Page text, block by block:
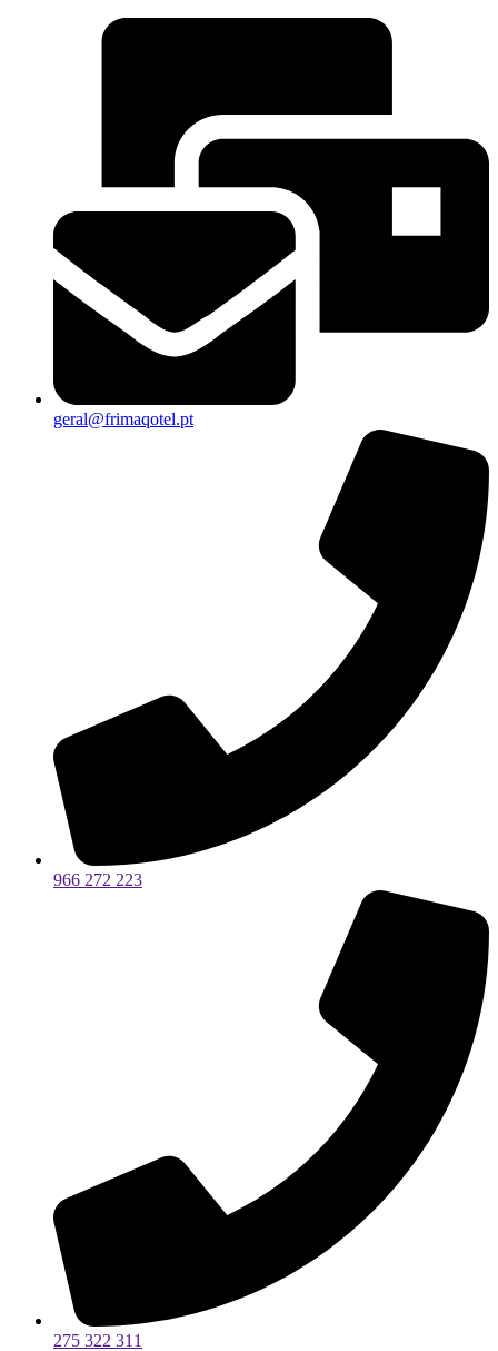
geral@frimaqotel.pt
966 272 223
275 322 311